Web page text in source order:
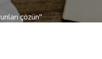
çözün"